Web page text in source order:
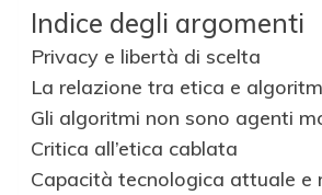
Indice degli argomenti
Privacy e libertà di scelta
La relazione tra etica e
Gli algoritmi non sono agenti
Critica all’etica cablata
Capacità tecnologica attuale e